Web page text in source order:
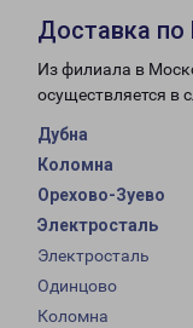
Доставка
Из филиала в
осуществляется в
Дубна
Коломна
Орехово-Зуево
Электросталь
Электросталь
Одинцово
Коломна